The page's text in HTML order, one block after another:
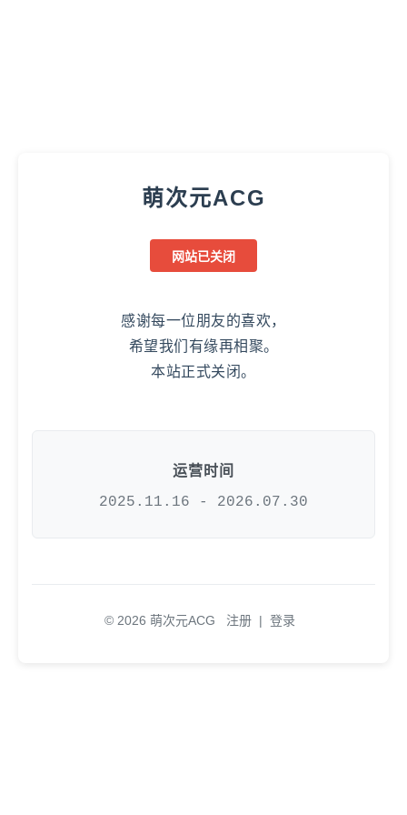
萌次元ACG
网站已关闭
感谢每一位朋友的喜欢，
希望我们有缘再相聚。
本站正式关闭。
运营时间
2025.11.16 - 2026.07.30
© 2026 萌次元ACG 注册 | 登录